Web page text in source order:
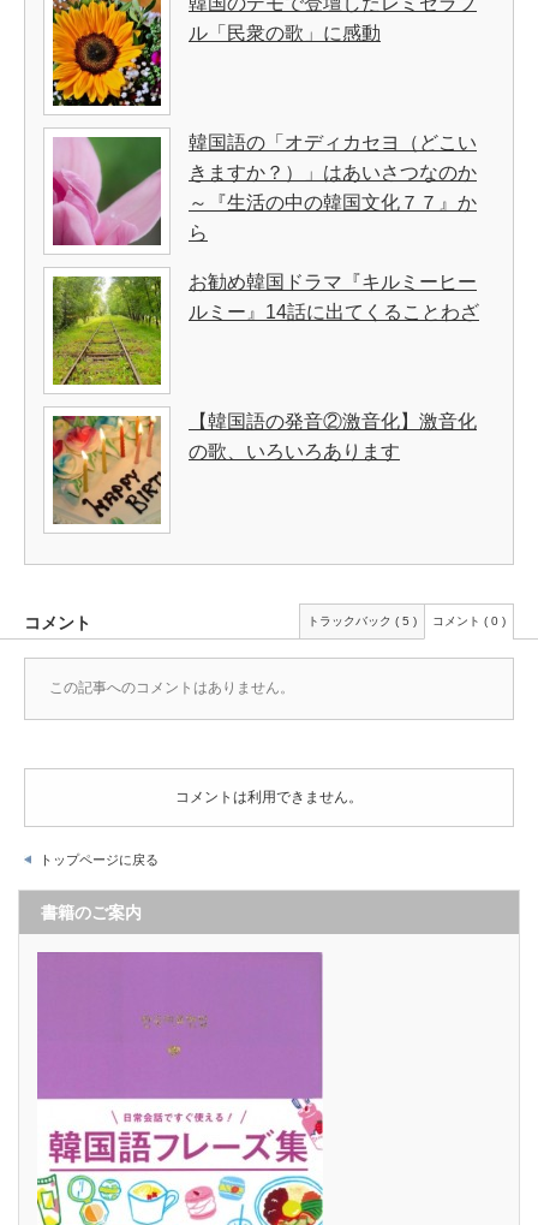
ル「民衆の歌」に感動
韓国語の「オディカセヨ（どこい
きますか？）」はあいさつなのか
～『生活の中の韓国文化７７』か
ら
お勧め韓国ドラマ『キルミーヒー
ルミー』14話に出てくることわざ
【韓国語の発音②激音化】激音化
の歌、いろいろあります
コメント トラックバック ( 5 ) コメント ( 0 )
この記事へのコメントはありません。
コメントは利用できません。
トップページに戻る
書籍のご案内